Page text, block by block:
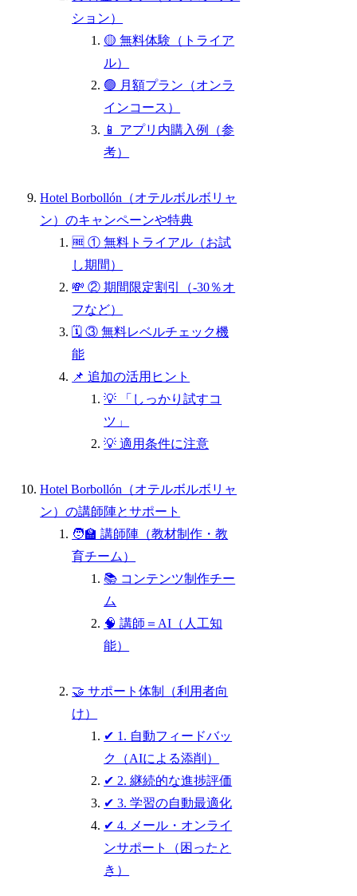
ション）
🟡 無料体験（トライア
ル）
🟢 月額プラン（オンラ
インコース）
📱 アプリ内購入例（参
考）
Hotel Borbollón（オテルボルボリャ
ン）のキャンペーンや特典
🆓 ① 無料トライアル（お試
し期間）
💸 ② 期間限定割引（-30％オ
フなど）
🗓️ ③ 無料レベルチェック機
能
📌 追加の活用ヒント
💡 「しっかり試すコ
ツ」
💡 適用条件に注意
Hotel Borbollón（オテルボルボリャ
ン）の講師陣とサポート
🧑‍🏫 講師陣（教材制作・教
育チーム）
📚 コンテンツ制作チー
ム
🧠 講師＝AI（人工知
能）
🤝 サポート体制（利用者向
け）
✔ 1. 自動フィードバッ
ク（AIによる添削）
✔ 2. 継続的な進捗評価
✔ 3. 学習の自動最適化
✔ 4. メール・オンライ
ンサポート（困ったと
き）